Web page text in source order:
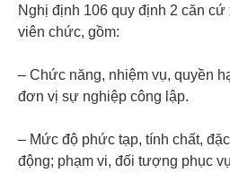
Nghị định 106 quy định 2 căn
viên chức, gồm:
– Chức năng, nhiệm vụ, quyền
đơn vị sự nghiệp công lập.
– Mức độ phức tạp, tính chất,
động; phạm vi, đối tượng phục